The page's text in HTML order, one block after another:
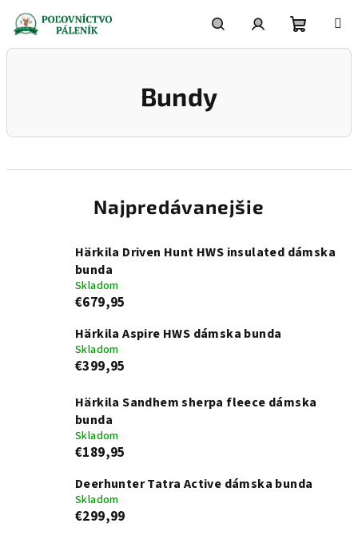
obsah
HľadaťPrihlásenie
Bundy
Najpredávanejšie
Härkila Driven Hunt HWS insulated dámska
bunda
Skladom
€679,95
Härkila Aspire HWS dámska bunda
Skladom
€399,95
Härkila Sandhem sherpa fleece dámska
bunda
Skladom
€189,95
Deerhunter Tatra Active dámska bunda
Skladom
€299,99